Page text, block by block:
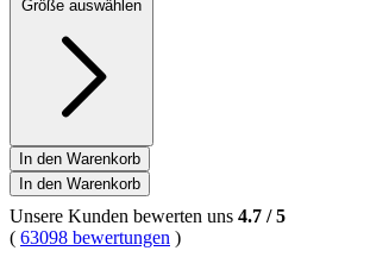
Größe auswählen
In den Warenkorb
In den Warenkorb
Unsere Kunden bewerten uns 4.7 /5
( 63098 bewertungen )